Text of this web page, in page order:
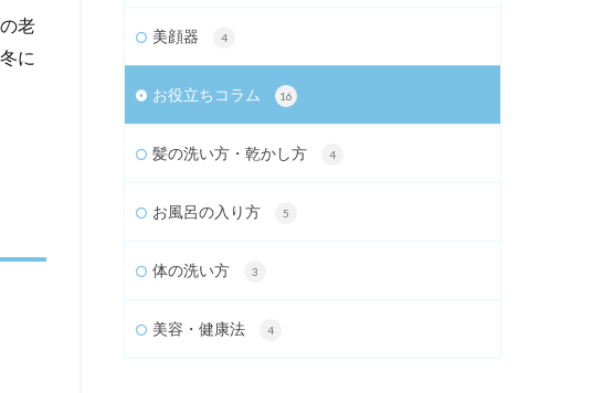
老
に
美顔器 4
お役立ちコラム 16
髪の洗い方・乾かし方 4
お風呂の入り方 5
体の洗い方 3
美容・健康法 4